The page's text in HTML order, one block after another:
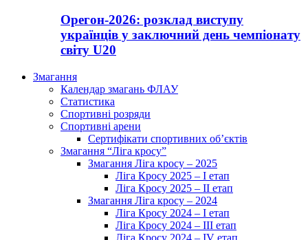
Орегон-2026: розклад виступу
українців у заключний день чемпіонату
світу U20
Змагання
Календар змагань ФЛАУ
Статистика
Спортивні розряди
Спортивні арени
Сертифікати спортивних об’єктів
Змагання “Ліга кросу”
Змагання Ліга кросу – 2025
Ліга Кросу 2025 – I етап
Ліга Кросу 2025 – II етап
Змагання Ліга кросу – 2024
Ліга Кросу 2024 – I етап
Ліга Кросу 2024 – III етап
Ліга Кросу 2024 – IV етап